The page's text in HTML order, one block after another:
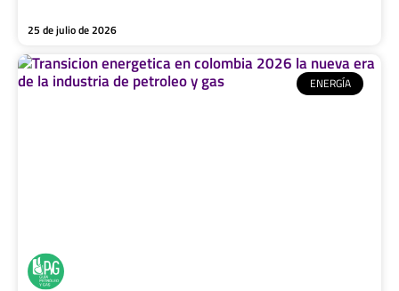
25 de julio de 2026
ENERGÍA